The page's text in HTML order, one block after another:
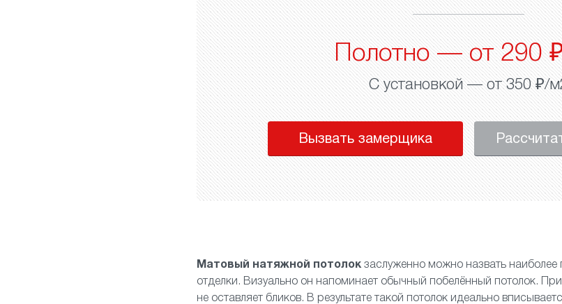
Полотно — от 290
С установкой — от 350 ₽/
Вызвать замерщика
Матовый натяжной потолок заслуженно можно назвать
отделки. Визуально он напоминает обычный побелённый потолок.
не оставляет бликов. В результате такой потолок идеально